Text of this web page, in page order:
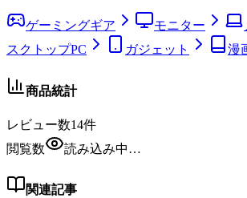
ゲーミングギア モニター
スクトップPC
ガジェット 漫
商品統計
レビュー数14件
閲覧数
読み込み中…
関連記事